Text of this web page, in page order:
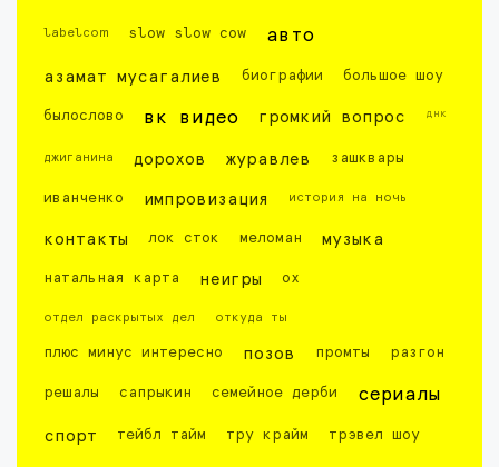
labelcom slow slow cow авто
азамат мусагалиев биографии большое шоу
былослово вк видео громкий вопрос днк
джиганина дорохов журавлев зашквары
иванченко импровизация история на ночь
контакты лок сток меломан музыка
натальная карта неигры ох
отдел раскрытых дел откуда ты
плюс минус интересно позов промты разгон
решалы сапрыкин семейное дерби сериалы
спорт тейбл тайм тру крайм трэвел шоу